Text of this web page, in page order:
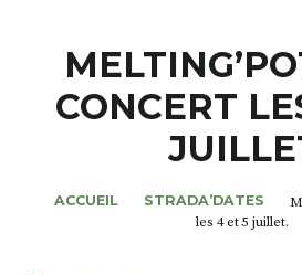
MAGAZINES
NOS THÈMES
CONCERT
ACCUEIL STRADA’DATES
les 4 et 5 juillet.